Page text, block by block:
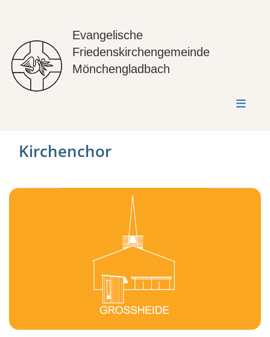
Evangelische
Friedenskirchengemeinde
Mönchengladbach
Kirchenchor